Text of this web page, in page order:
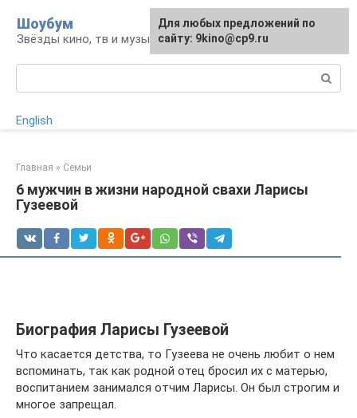
контенту
Шоубум
Звёзды кино, тв и музыки
English
Главная » Семьи
6 мужчин в жизни народной свахи Ларисы
Гузеевой
Биография Ларисы Гузеевой
Что касается детства, то Гузеева не очень любит о нем
вспоминать, так как родной отец бросил их с матерью,
воспитанием занимался отчим Ларисы. Он был строгим и
многое запрещал.
Для любых предложений по
сайту: 9kino@cp9.ru